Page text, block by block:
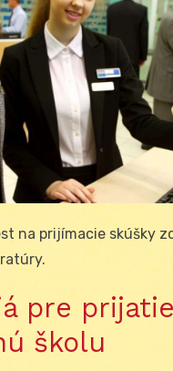
na prijímacie skúšky
pre
školu